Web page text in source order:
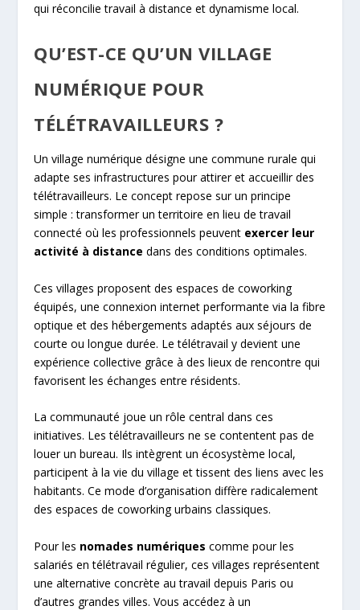
qui réconcilie travail à distance et dynamisme local.
QU’EST-CE QU’UN VILLAGE
NUMÉRIQUE POUR
TÉLÉTRAVAILLEURS ?
Un village numérique désigne une commune rurale qui
adapte ses infrastructures pour attirer et accueillir des
télétravailleurs. Le concept repose sur un principe
simple : transformer un territoire en lieu de travail
connecté où les professionnels peuvent exercer leur
activité à distance dans des conditions optimales.
Ces villages proposent des espaces de coworking
équipés, une connexion internet performante via la fibre
optique et des hébergements adaptés aux séjours de
courte ou longue durée. Le télétravail y devient une
expérience collective grâce à des lieux de rencontre qui
favorisent les échanges entre résidents.
La communauté joue un rôle central dans ces
initiatives. Les télétravailleurs ne se contentent pas de
louer un bureau. Ils intègrent un écosystème local,
participent à la vie du village et tissent des liens avec les
habitants. Ce mode d’organisation diffère radicalement
des espaces de coworking urbains classiques.
Pour les nomades numériques comme pour les
salariés en télétravail régulier, ces villages représentent
une alternative concrète au travail depuis Paris ou
d’autres grandes villes. Vous accédez à un